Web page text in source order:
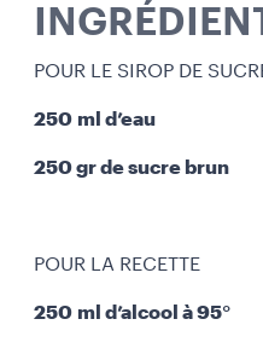
POUR LE SIROP DE
250 ml d’eau
250 gr de sucre brun
POUR LA RECETTE
250 ml d’alcool à 95°